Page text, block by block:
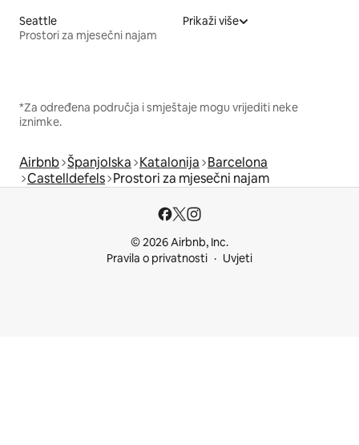
Seattle
Prostori za mjesečni najam
Prikaži više
*Za određena područja i smještaje mogu vrijediti neke
iznimke.
Airbnb Španjolska Katalonija Barcelona
Castelldefels Prostori za mjesečni najam
© 2026 Airbnb, Inc.
Pravila o privatnosti
Uvjeti